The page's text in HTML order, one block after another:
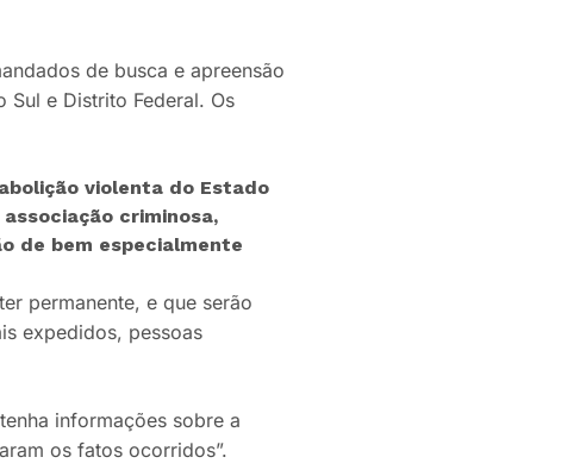
de busca e apreensão
Sul e Distrito Federal. Os
violenta do Estado
criminosa,
de bem especialmente
permanente, e que serão
expedidos, pessoas
informações sobre a
os fatos ocorridos”.